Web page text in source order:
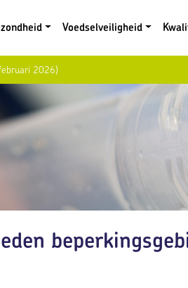
Voedselveiligheid
2026)